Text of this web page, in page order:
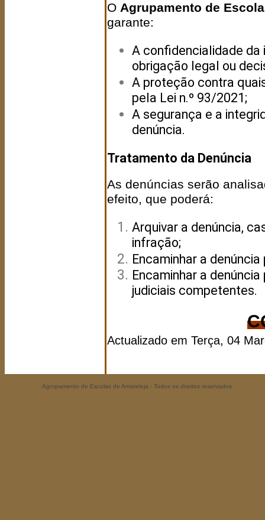
O Agrupamento de
garante:
A confidencialidade da
obrigação legal ou
A proteção contra
pela Lei n.º 93/2021;
A segurança e a
denúncia.
Tratamento da Denúncia
As denúncias serão
efeito, que poderá:
Arquivar a denúncia,
infração;
Encaminhar a
Encaminhar a
judiciais competentes.
Actualizado em Terça, 04
Agrupamento de Escolas de Amareleja - Todos os direitos reservados